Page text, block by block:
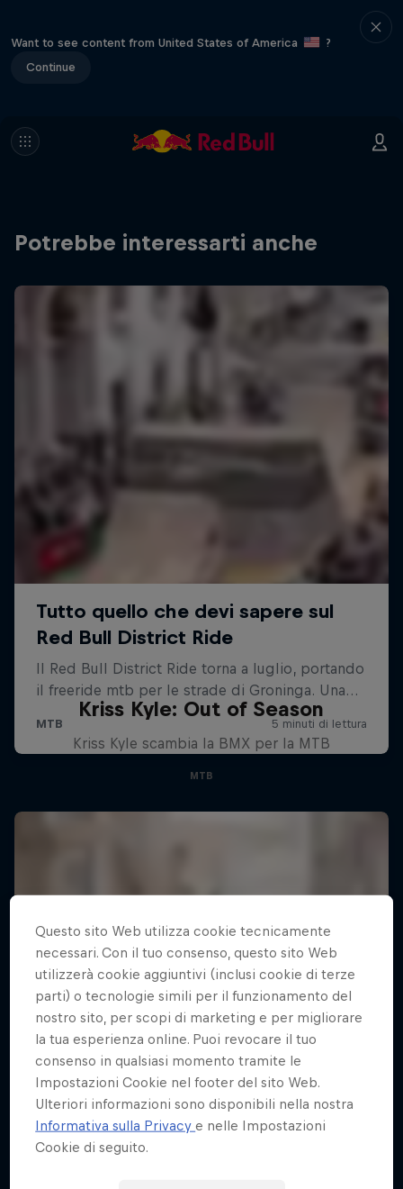
Want to see content from United States of America
?
Continue
Potrebbe interessarti anche
Kriss Kyle: Out of Season
Kriss Kyle scambia la BMX per la MTB
MTB
Questo sito Web utilizza cookie tecnicamente
necessari. Con il tuo consenso, questo sito Web
utilizzerà cookie aggiuntivi (inclusi cookie di terze
parti) o tecnologie simili per il funzionamento del
nostro sito, per scopi di marketing e per migliorare
la tua esperienza online. Puoi revocare il tuo
consenso in qualsiasi momento tramite le
Impostazioni Cookie nel footer del sito Web.
Ulteriori informazioni sono disponibili nella nostra
Informativa sulla Privacye nelle Impostazioni
Cookie di seguito.